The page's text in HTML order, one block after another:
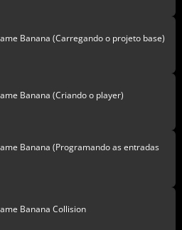
Banana (Carregando o projeto base)
Banana (Criando o player)
Banana (Programando as entradas
Banana Collision